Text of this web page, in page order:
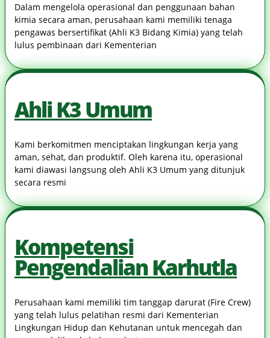
Dalam mengelola operasional dan penggunaan bahan
kimia secara aman, perusahaan kami memiliki tenaga
pengawas bersertifikat (Ahli K3 Bidang Kimia) yang telah
lulus pembinaan dari Kementerian
Ahli K3 Umum
Kami berkomitmen menciptakan lingkungan kerja yang
aman, sehat, dan produktif. Oleh karena itu, operasional
kami diawasi langsung oleh Ahli K3 Umum yang ditunjuk
secara resmi
Kompetensi
Pengendalian Karhutla
Perusahaan kami memiliki tim tanggap darurat (Fire Crew)
yang telah lulus pelatihan resmi dari Kementerian
Lingkungan Hidup dan Kehutanan untuk mencegah dan